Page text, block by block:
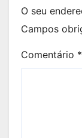
O seu
Campos
Comentário *